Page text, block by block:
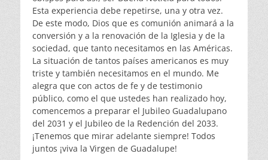
Esta experiencia debe repetirse, una y otra vez.
De este modo, Dios que es comunión animará a la
conversión y a la renovación de la Iglesia y de la
sociedad, que tanto necesitamos en las Américas.
La situación de tantos países americanos es muy
triste y también necesitamos en el mundo. Me
alegra que con actos de fe y de testimonio
público, como el que ustedes han realizado hoy,
comencemos a preparar el Jubileo Guadalupano
del 2031 y el Jubileo de la Redención del 2033.
¡Tenemos que mirar adelante siempre! Todos
juntos ¡viva la Virgen de Guadalupe!